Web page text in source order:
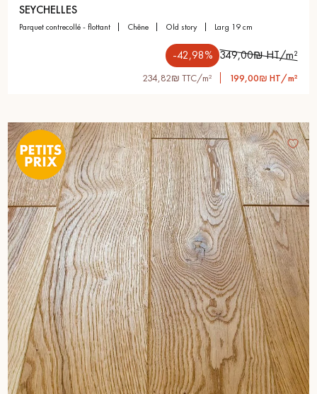
SEYCHELLES
parquet contrecollé - flottant chêne old story larg 19 cm
-42,98% 349,00₪ HT/m²
234,82₪ TTC/m² 199,00₪ HT/m²